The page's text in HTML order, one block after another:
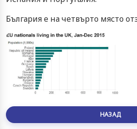
България е на четвърто място
НАЗАД